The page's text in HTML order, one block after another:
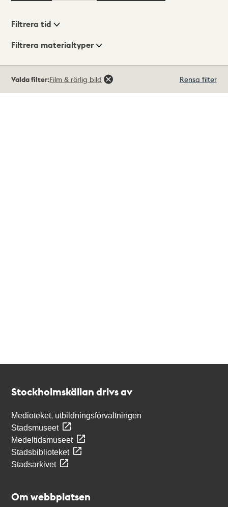
Visningsläge
Filtrera tid
Filtrera materialtyper
träffar
Valda filter:Film & rörlig bild Rensa filter
Stockholmskällan drivs av
Medioteket, utbildningsförvaltningen
Stadsmuseet
Medeltidsmuseet
Stadsbiblioteket
Stadsarkivet
Om webbplatsen